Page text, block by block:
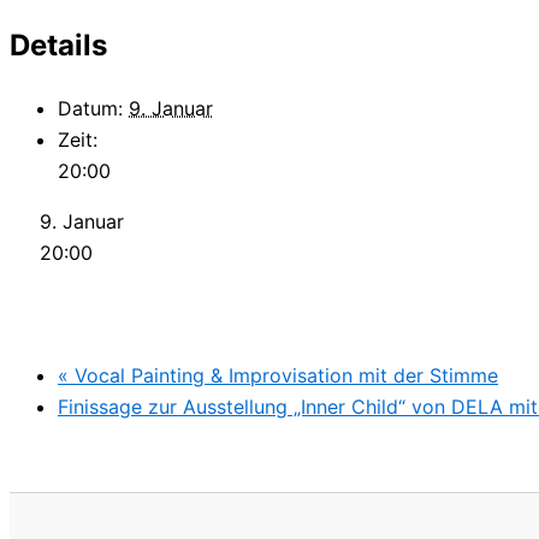
Details
Datum: 9. Januar
Zeit:
20:00
9. Januar
20:00
« Vocal Painting & Improvisation mit der Stimme
Finissage zur Ausstellung „Inner Child“ von DELA